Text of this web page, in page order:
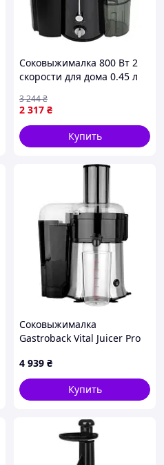
Соковыжималка 800 Вт 2
скорости для дома 0.45 л
FK-10972
2 317 ₴
3 244₴
Купить
Соковыжималка
Gastroback Vital Juicer Pro
4 939 ₴
Купить